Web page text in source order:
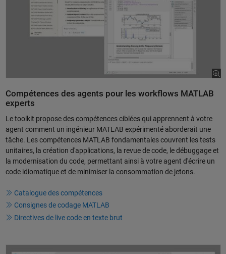
Compétences des agents pour les workflows MATLAB
experts
Le toolkit propose des compétences ciblées qui apprennent à votre
agent comment un ingénieur MATLAB expérimenté aborderait une
tâche. Les compétences MATLAB fondamentales couvrent les tests
unitaires, la création d'applications, la revue de code, le débuggage et
la modernisation du code, permettant ainsi à votre agent d'écrire un
code idiomatique et de minimiser la consommation de jetons.
Catalogue des compétences
Consignes de codage MATLAB
Directives de live code en texte brut